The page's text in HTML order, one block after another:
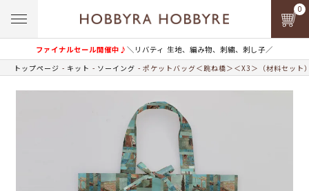
ファイナルセール開催中♪＼リバティ 生地、編み物、刺繍、刺し子／
0
トップページ キット ソーイング ポケットバッグ＜跳ね橋＞＜X3＞（材料セット